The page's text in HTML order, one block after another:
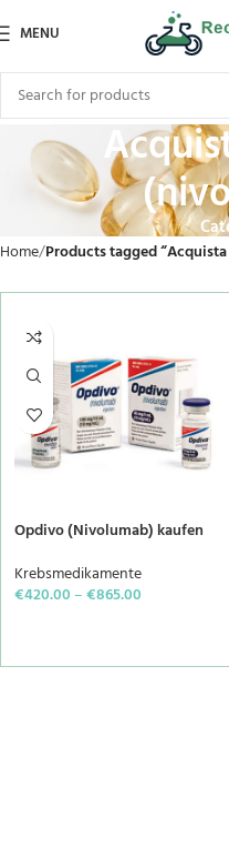
MENU
Home Products tagged
Opdivo (Nivolumab) kaufen
Krebsmedikamente
€420.00–€865.00